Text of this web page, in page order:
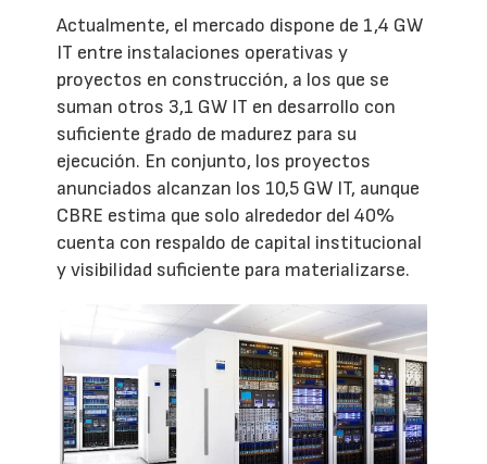
Actualmente, el mercado dispone de 1,4 GW
IT entre instalaciones operativas y
proyectos en construcción, a los que se
suman otros 3,1 GW IT en desarrollo con
suficiente grado de madurez para su
ejecución. En conjunto, los proyectos
anunciados alcanzan los 10,5 GW IT, aunque
CBRE estima que solo alrededor del 40%
cuenta con respaldo de capital institucional
y visibilidad suficiente para materializarse.